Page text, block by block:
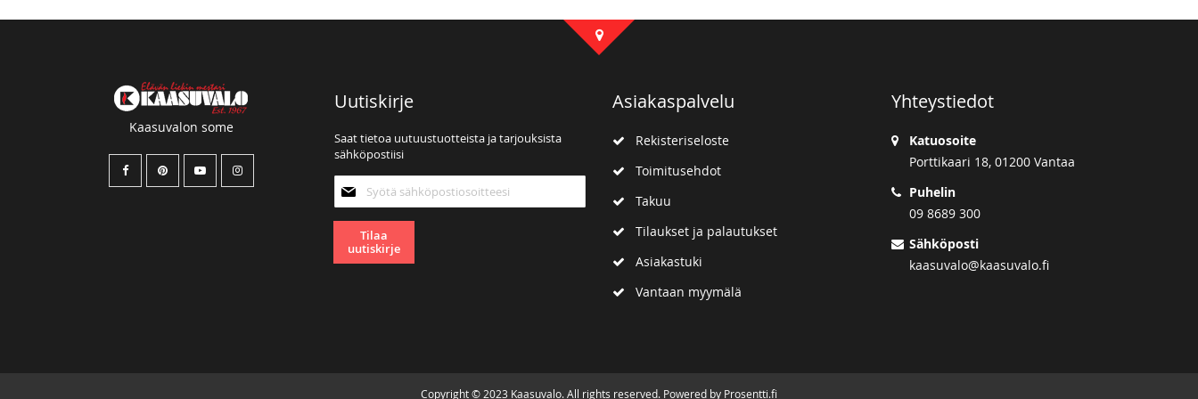
Kaasuvalon some
Uutiskirje
Saat tietoa uutuustuotteista ja tarjouksista
sähköpostiisi
uutiskirjeemme:
Tilaa
uutiskirje
Asiakaspalvelu
Rekisteriseloste
Toimitusehdot
Takuu
Tilaukset ja palautukset
Asiakastuki
Vantaan myymälä
Yhteystiedot
Katuosoite
Porttikaari 18, 01200 Vantaa
Puhelin
09 8689 300
Sähköposti
kaasuvalo@kaasuvalo.fi
Copyright © 2023 Kaasuvalo. All rights reserved. Powered by Prosentti.fi